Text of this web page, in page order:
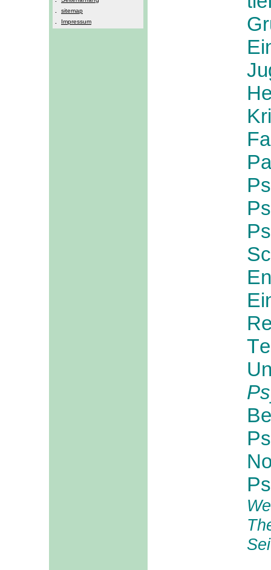
sitemap
Impressum
E
K
F
P
P
P
P
S
E
E
T
B
P
P